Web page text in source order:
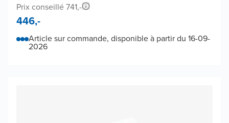
Prix conseillé 741,-
446,-
Article sur commande, disponible à partir du 16-09-
2026